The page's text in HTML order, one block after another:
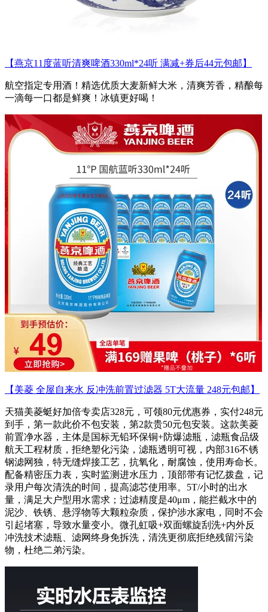
【燕京11度蓝听清爽啤酒330ml*24听 满减+券后44元包邮】
航空指定专用酒！精选优质大麦新鲜大米，清爽芳香，精酿每
一滴每一口都是鲜爽！冰镇更好喝！
【美菱 全屋自来水 反冲洗前置过滤器 5T大流量 248元包邮】
天猫美菱蜓好加倍专卖店328元，可领80元优惠券，实付248元
到手，第一款此价不包安装，第2款贵50元包安装。这款美菱
前置净水器，主体是国标无铅环保铜+防爆滤瓶，滤瓶食品级
航天工程材质，拒绝塑化污染，滤瓶透明可视，内部316不锈
钢滤网独，特无缝焊接工艺，抗氧化，耐腐蚀，使用寿命长。
配备精密压力表，实时监测进水压力，顶部带有记忆拨盘，记
录用户每次清洗的时间，提高滤芯使用率。5T/小时的出水
量，满足大户型用水需求；过滤精度是40μm，能拦截水中的
泥沙、铁锈、悬浮物等大颗粒杂质，保护涉水家电，同时不会
引起堵塞，导致水量变小。微孔虹吸+双面螺旋刮洗+内外反
冲洗技术滤瓶、滤网终身免拆洗，清洗更彻底拒绝残留污染
物，杜绝二弟污染。